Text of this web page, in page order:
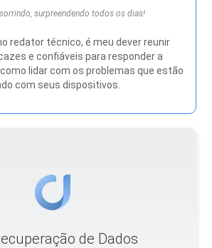
surpreendendo todos os dias!
redator técnico, é meu dever reunir
e confiáveis ​​para responder a
lidar com os problemas que estão
com seus dispositivos.
de Dados